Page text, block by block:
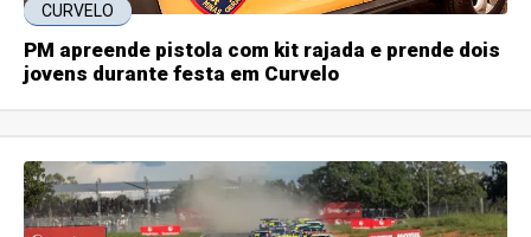
CURVELO
PM apreende pistola com kit rajada e prende dois
jovens durante festa em Curvelo